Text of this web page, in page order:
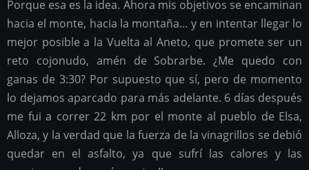
Porque esa es la idea. Ahora mis objetivos se encaminan
hacia el monte, hacia la montaña… y en intentar llegar lo
mejor posible a la Vuelta al Aneto, que promete ser un
reto cojonudo, amén de Sobrarbe. ¿Me quedo con
ganas de 3:30? Por supuesto que sí, pero de momento
lo dejamos aparcado para más adelante. 6 días después
me fui a correr 22 km por el monte al pueblo de Elsa,
Alloza, y la verdad que la fuerza de la vinagrillos se debió
quedar en el asfalto, ya que sufrí las calores y las